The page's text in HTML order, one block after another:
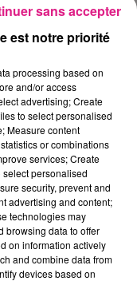
13h30
15h00
est notre priorité
processing based on
and/or access
advertising; Create
to select personalised
Measure content
or combinations
services; Create
personalised
security, prevent and
advertising and content;
technologies may
browsing data to offer
on information actively
and combine data from
devices based on
sans accepter